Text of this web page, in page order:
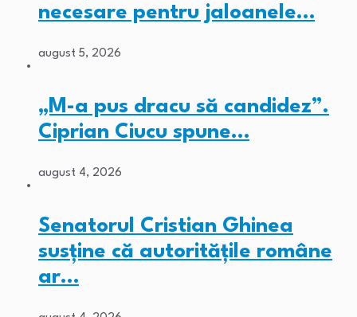
necesare pentru jaloanele…
august 5, 2026
„M-a pus dracu să candidez”.
Ciprian Ciucu spune…
august 4, 2026
Senatorul Cristian Ghinea
susține că autoritățile române
ar…